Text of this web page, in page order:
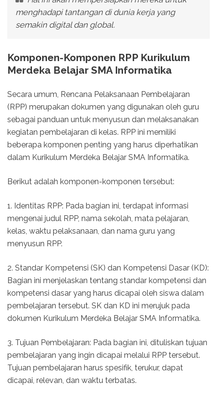
menghadapi tantangan di dunia kerja yang
semakin digital dan global.
Komponen-Komponen RPP Kurikulum
Merdeka Belajar SMA Informatika
Secara umum, Rencana Pelaksanaan Pembelajaran
(RPP) merupakan dokumen yang digunakan oleh guru
sebagai panduan untuk menyusun dan melaksanakan
kegiatan pembelajaran di kelas. RPP ini memiliki
beberapa komponen penting yang harus diperhatikan
dalam Kurikulum Merdeka Belajar SMA Informatika.
Berikut adalah komponen-komponen tersebut:
1. Identitas RPP: Pada bagian ini, terdapat informasi
mengenai judul RPP, nama sekolah, mata pelajaran,
kelas, waktu pelaksanaan, dan nama guru yang
menyusun RPP.
2. Standar Kompetensi (SK) dan Kompetensi Dasar (KD):
Bagian ini menjelaskan tentang standar kompetensi dan
kompetensi dasar yang harus dicapai oleh siswa dalam
pembelajaran tersebut. SK dan KD ini merujuk pada
dokumen Kurikulum Merdeka Belajar SMA Informatika.
3. Tujuan Pembelajaran: Pada bagian ini, dituliskan tujuan
pembelajaran yang ingin dicapai melalui RPP tersebut.
Tujuan pembelajaran harus spesifik, terukur, dapat
dicapai, relevan, dan waktu terbatas.